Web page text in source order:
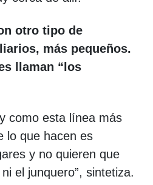
otro tipo de
más pequeños.
llaman “los
como esta línea más
lo que hacen es
y no quieren que
el junquero”, sintetiza.